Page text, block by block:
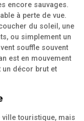
encore sauvages.
à perte de vue.
du soleil, une
ou simplement un
souffle souvent
est en mouvement
un décor brut et
ville touristique, mais